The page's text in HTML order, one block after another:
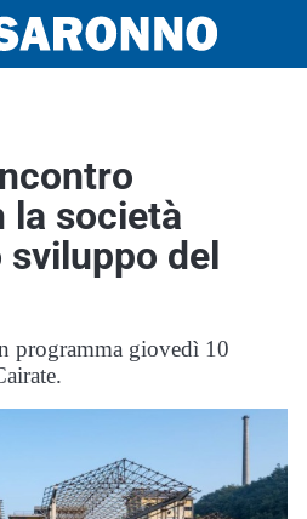
la società
sviluppo del
programma giovedì 10